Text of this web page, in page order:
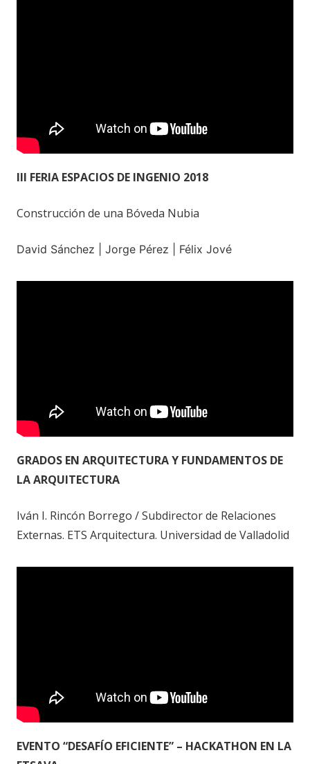
III FERIA ESPACIOS DE INGENIO 2018
Construcción de una Bóveda Nubia
David Sánchez | Jorge Pérez | Félix Jové
GRADOS EN ARQUITECTURA Y FUNDAMENTOS DE
LA ARQUITECTURA
Iván I. Rincón Borrego / Subdirector de Relaciones
Externas. ETS Arquitectura. Universidad de Valladolid
EVENTO “DESAFÍO EFICIENTE” – HACKATHON EN LA